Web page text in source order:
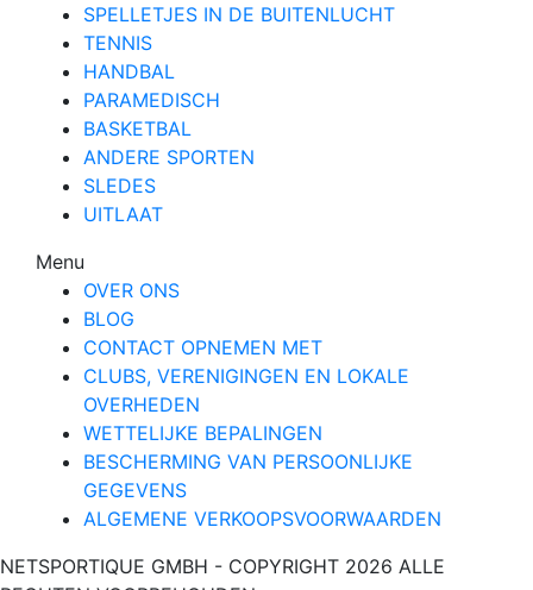
SPELLETJES IN DE BUITENLUCHT
TENNIS
HANDBAL
PARAMEDISCH
BASKETBAL
ANDERE SPORTEN
SLEDES
UITLAAT
Menu
OVER ONS
BLOG
CONTACT OPNEMEN MET
CLUBS, VERENIGINGEN EN LOKALE
OVERHEDEN
WETTELIJKE BEPALINGEN
BESCHERMING VAN PERSOONLIJKE
GEGEVENS
ALGEMENE VERKOOPSVOORWAARDEN
NETSPORTIQUE GMBH - COPYRIGHT 2026 ALLE